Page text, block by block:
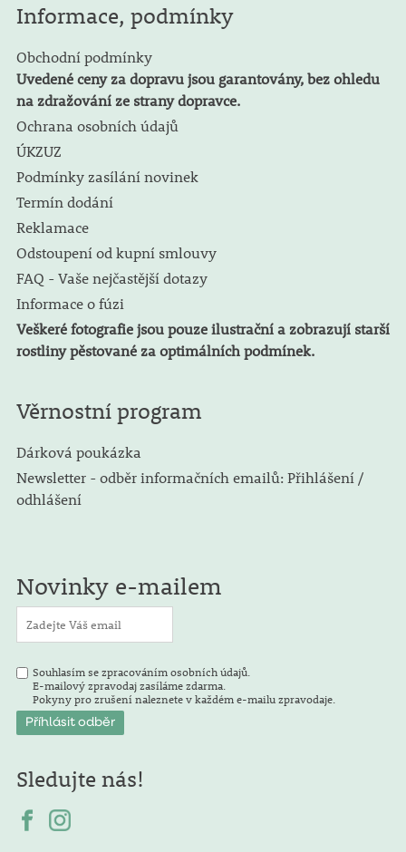
Informace, podmínky
Obchodní podmínky
Uvedené ceny za dopravu jsou garantovány, bez ohledu
na zdražování ze strany dopravce.
Ochrana osobních údajů
ÚKZUZ
Podmínky zasílání novinek
Termín dodání
Reklamace
Odstoupení od kupní smlouvy
FAQ - Vaše nejčastější dotazy
Informace o fúzi
Veškeré fotografie jsou pouze ilustrační a zobrazují starší
rostliny pěstované za optimálních podmínek.
Věrnostní program
Dárková poukázka
Newsletter - odběr informačních emailů: Přihlášení /
odhlášení
Novinky e-mailem
Souhlasím se zpracováním osobních údajů.
E-mailový zpravodaj zasíláme zdarma.
Pokyny pro zrušení naleznete v každém e-mailu zpravodaje.
Sledujte nás!